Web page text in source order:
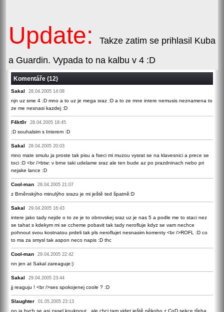
Update:
Takze zatim se prihlasil Kuba
a Guardin. Vypada to na kalbu v 4 :D
Komentáře (12)
Sakal 28.04.2005 14:08
njn uz sme 4 :D mno a to uz je mega sraz :D a to ze mne intere nemusis neznamena to
ze me nesnasi kazdej :D
F4kt0r 28.04.2005 18:45
:D souhalsim s Interem :D
Sakal 28.04.2005 20:03
mno mate smulu ja proste tak pisu a fseci mi muzou vysrat se na klavesnici a prece se
toci :D <br />btw: v brne taki udelame sraz ale ten bude az po prazdninach nebo pri
nejake lance :D
Cool-man 28.04.2005 21:07
z Brněnskýho minulýho srazu je mi ještě ted špatně:D
Sakal 29.04.2005 16:43
intere jako tady nejde o to ze je to obrovskej sraz uz je nas 5 a podle me to staci nez
se tahat s kdekym mi se ccheme pobavit tak tady nerofluje kdyz se vam nechce
pohnout svou kostnatou prdeli tak pls neroflujet nesnasim komenty <br />ROFL :D co
to ma za smysl tak aspon neco napis :D thc
Cool-man 29.04.2005 22:42
nn jen at Sakal zareaguje:)
Sakal 29.04.2005 23:44
jj reaguju ! <br />ses spokojenej coole ? :D
Slaughter 01.05.2005 23:13
no ja bych se asi zasel kouknout . ale chci tam videt ještě někoho z CoD sekce třeba